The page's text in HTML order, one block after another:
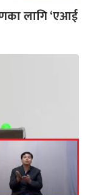
लागि ‘एआई